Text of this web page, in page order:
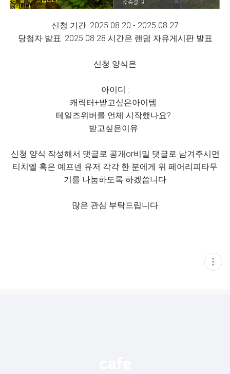
신청 기간: 2025 08 20 - 2025 08 27
당첨자 발표: 2025 08 28 시간은 랜덤 자유게시판 발표
신청 양식은
아이디 :
캐릭터+받고싶은아이템 :
테일즈위버를 언제 시작했나요? :
받고싶은이유 :
신청 양식 작성해서 댓글로 공개or비밀 댓글로 남겨주시면
티치엘 혹은 예프넨 유저 각각 한 분에게 위 페어리피타무
기를 나눔하도록 하겠씁니다
많은 관심 부탁드립니다
현
재